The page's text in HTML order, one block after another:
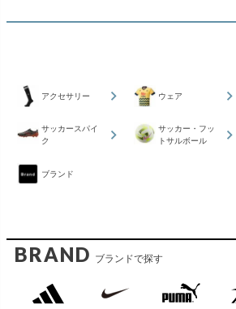
アクセサリー ウェア
サッカースパイ
ク
サッカー・フッ
トサルボール
ブランド
BRAND ブランドで探す